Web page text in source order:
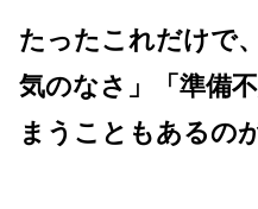
たったこれだけで
気のなさ」「準備
まうこともあるの